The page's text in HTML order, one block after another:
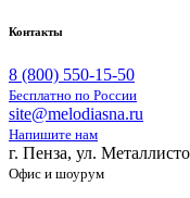
Контакты
8 (800) 550-15-50
Бесплатно по России
site@melodiasna.ru
Напишите нам
г. Пенза, ул.
Офис и шоурум